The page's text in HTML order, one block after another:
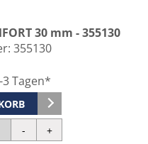
30 mm - 355130
355130
Tagen*